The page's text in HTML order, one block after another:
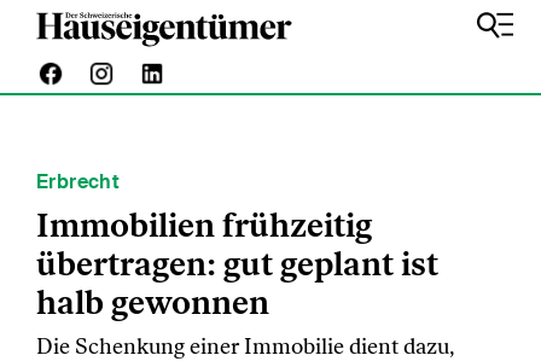
Erbrecht
Immobilien frühzeitig
übertragen: gut geplant ist
halb gewonnen
Die Schenkung einer Immobilie dient dazu,